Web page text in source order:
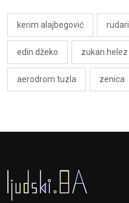
kerim alajbegović rudari
edin džeko zukan helez
aerodrom tuzla zenica